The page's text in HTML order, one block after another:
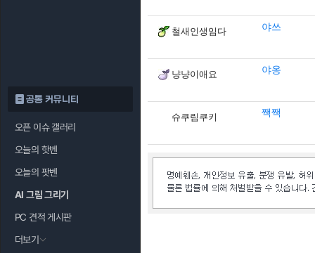
공통 커뮤니티
오픈 이슈 갤러리
오늘의 핫벤
오늘의 팟벤
AI 그림 그리기
PC 견적 게시판
더보기
철새인생임다 야쓰
냥냥이애요 야옹
슈쿠림쿠키 짹짹